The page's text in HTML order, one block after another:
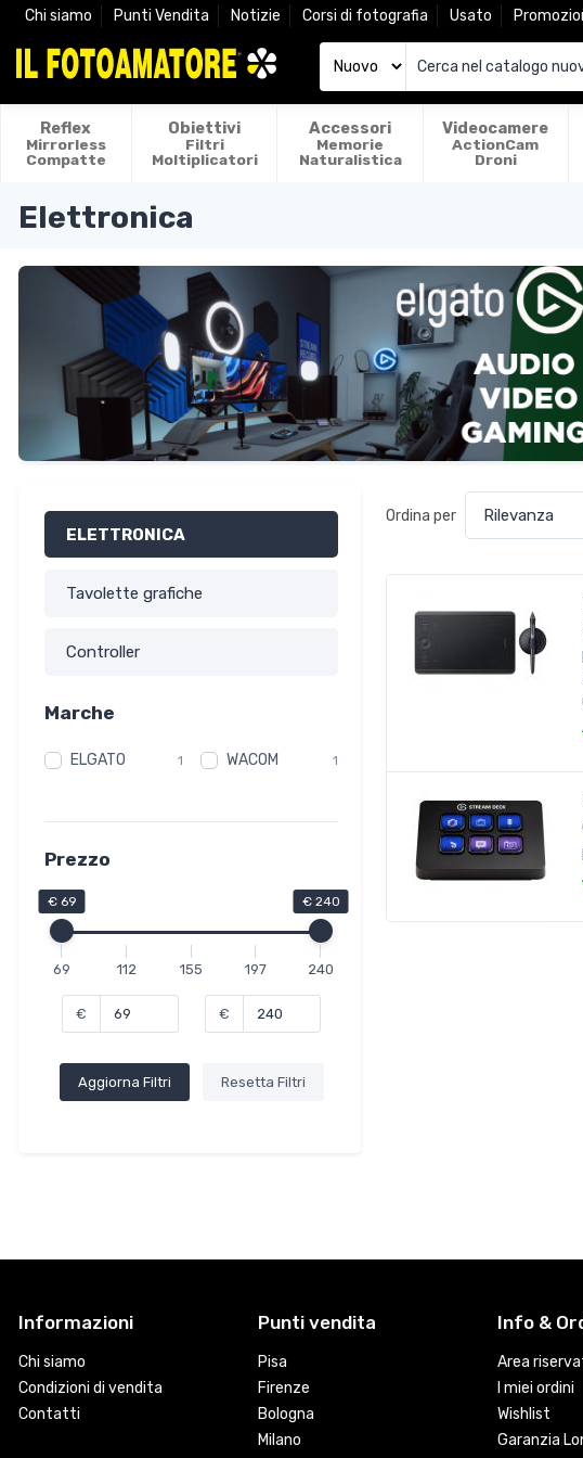
Chi siamo Punti Vendita Notizie Corsi di fotografia Usato
Reflex
Mirrorless
Compatte
Obiettivi
Filtri
Moltiplicatori
Accessori
Memorie
Naturalistica
Videocamere
ActionCam
Droni
Elettronica
ELETTRONICA
Tavolette grafiche
Controller
Marche
ELGATO 1 WACOM 1
Prezzo
€ 69 € 240
69 112 155 197 240
€ €
Aggiorna Filtri Resetta Filtri
Ordina per
Informazioni
Chi siamo
Condizioni di vendita
Contatti
Punti vendita
Pisa
Firenze
Bologna
Milano
Info &
Area
I miei ordini
Wishlist
Garanzia